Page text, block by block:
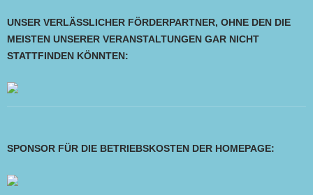
UNSER VERLÄSSLICHER FÖRDERPARTNER, OHNE DEN DIE
MEISTEN UNSERER VERANSTALTUNGEN GAR NICHT
STATTFINDEN KÖNNTEN:
SPONSOR FÜR DIE BETRIEBSKOSTEN DER HOMEPAGE: